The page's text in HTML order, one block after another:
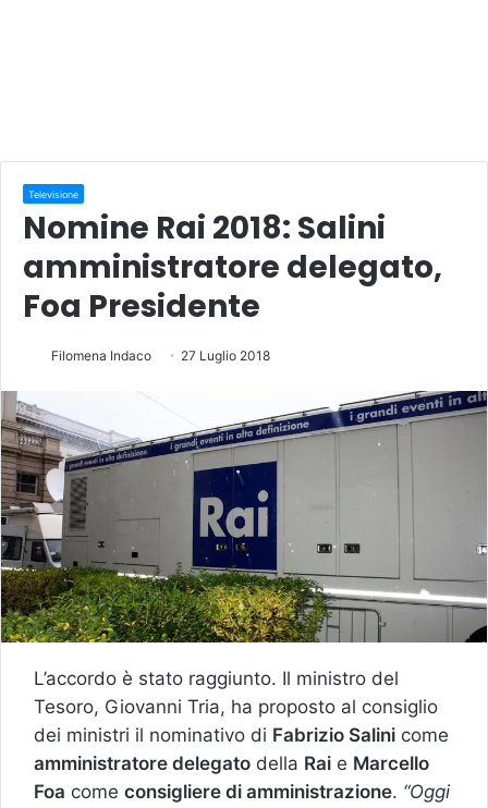
Televisione
Nomine Rai 2018: Salini
amministratore delegato,
Foa Presidente
Filomena Indaco 27 Luglio 2018
L’accordo è stato raggiunto. Il ministro del
Tesoro, Giovanni Tria, ha proposto al consiglio
dei ministri il nominativo di Fabrizio Salini come
amministratore delegato della Rai e Marcello
Foa come consigliere di amministrazione. “Oggi